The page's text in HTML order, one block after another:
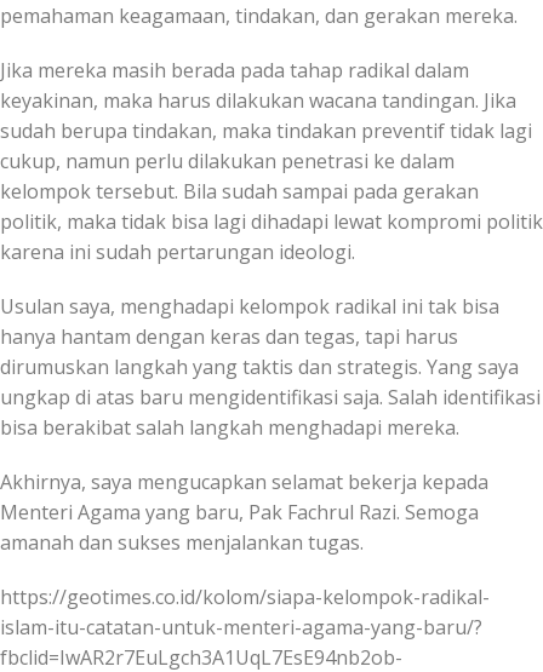
pemahaman keagamaan, tindakan, dan gerakan mereka.
Jika mereka masih berada pada tahap radikal dalam
keyakinan, maka harus dilakukan wacana tandingan. Jika
sudah berupa tindakan, maka tindakan preventif tidak lagi
cukup, namun perlu dilakukan penetrasi ke dalam
kelompok tersebut. Bila sudah sampai pada gerakan
politik, maka tidak bisa lagi dihadapi lewat kompromi politik
karena ini sudah pertarungan ideologi.
Usulan saya, menghadapi kelompok radikal ini tak bisa
hanya hantam dengan keras dan tegas, tapi harus
dirumuskan langkah yang taktis dan strategis. Yang saya
ungkap di atas baru mengidentifikasi saja. Salah identifikasi
bisa berakibat salah langkah menghadapi mereka.
Akhirnya, saya mengucapkan selamat bekerja kepada
Menteri Agama yang baru, Pak Fachrul Razi. Semoga
amanah dan sukses menjalankan tugas.
https://geotimes.co.id/kolom/siapa-kelompok-radikal-
islam-itu-catatan-untuk-menteri-agama-yang-baru/?
fbclid=IwAR2r7EuLgch3A1UqL7EsE94nb2ob-